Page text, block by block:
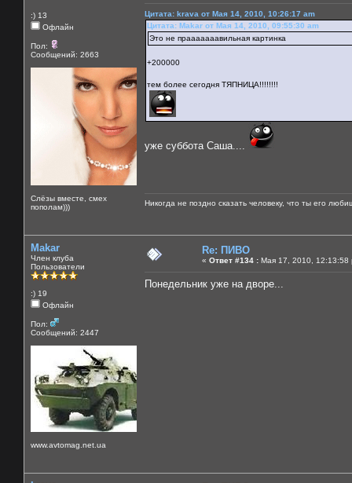
:) 13
Офлайн
Пол:
Сообщений: 2663
Слёзы вместе, смех
пополам)))
Цитата: krava от Мая 14, 2010, 10:26:17 am
Цитата: Makar от Мая 14, 2010, 09:55:30 am
Это не прааааааавильная картинка
+200000
тем более сегодня ТЯПНИЦА!!!!!!!!
уже суббота Саша....
Никогда не поздно сказать человеку, что ты его
Makar
Член клуба
Пользователи
:) 19
Офлайн
Пол:
Сообщений: 2447
www.avtomag.net.ua
Re: ПИВО
« Ответ #134 : Мая 17, 2010, 12:13:58
Понедельник уже на дворе...